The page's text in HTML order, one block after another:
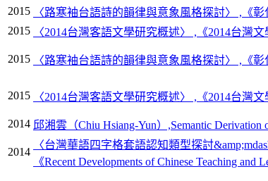
2015
〈路寒袖台語詩的韻律與意象風格探討〉 ,《
2015
〈2014台灣客語文學研究概述〉 ,《2014台灣
2015 〈路寒袖台語詩的韻律與意象風格探討〉 ,《
2015 〈2014台灣客語文學研究概述〉 ,《2014台灣
2014 邱湘雲（Chiu Hsiang-Yun）,Semantic Derivation
2014
〈台灣華語四字格套語認知類型探討
《Recent Developments of Chinese Teaching